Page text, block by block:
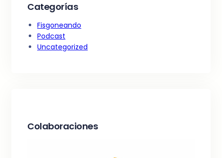
Categorías
Fisgoneando
Podcast
Uncategorized
Colaboraciones